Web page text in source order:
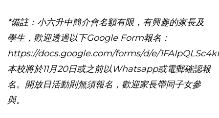
*備註： 小六升中簡介會名額有限，有興趣的家長及
學生，歡迎透過以下Google Form報名 ：
https://docs.google.com/forms/d/e/
本校將於11月20日或之前以Whatsapp或電郵確認報
名。 開放日活動則無須報名，歡迎家長帶同子女參
與。